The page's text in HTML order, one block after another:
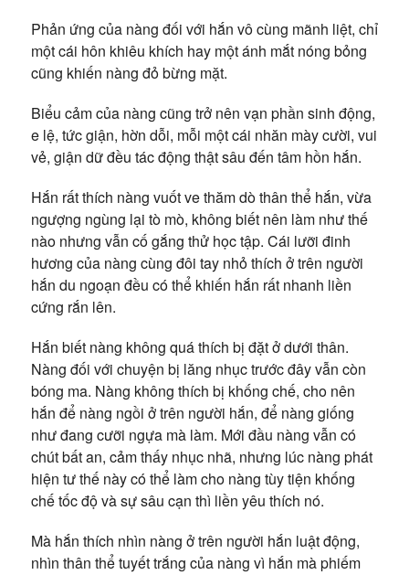
Phản ứng của nàng đối với hắn vô cùng mãnh liệt, chỉ
một cái hôn khiêu khích hay một ánh mắt nóng bỏng
cũng khiến nàng đỏ bừng mặt.
Biểu cảm của nàng cũng trở nên vạn phần sinh động,
e lệ, tức giận, hờn dỗi, mỗi một cái nhăn mày cười, vui
vẻ, giận dữ đều tác động thật sâu đến tâm hồn hắn.
Hắn rất thích nàng vuốt ve thăm dò thân thể hắn, vừa
ngượng ngùng lại tò mò, không biết nên làm như thế
nào nhưng vẫn cố gắng thử học tập. Cái lưỡi đinh
hương của nàng cùng đôi tay nhỏ thích ở trên người
hắn du ngoạn đều có thể khiến hắn rất nhanh liền
cứng rắn lên.
Hắn biết nàng không quá thích bị đặt ở dưới thân.
Nàng đối với chuyện bị lăng nhục trước đây vẫn còn
bóng ma. Nàng không thích bị khống chế, cho nên
hắn để nàng ngồi ở trên người hắn, để nàng giống
như đang cưỡi ngựa mà làm. Mới đầu nàng vẫn có
chút bất an, cảm thấy nhục nhã, nhưng lúc nàng phát
hiện tư thế này có thể làm cho nàng tùy tiện khống
chế tốc độ và sự sâu cạn thì liền yêu thích nó.
Mà hắn thích nhìn nàng ở trên người hắn luật động,
nhìn thân thể tuyết trắng của nàng vì hắn mà phiếm